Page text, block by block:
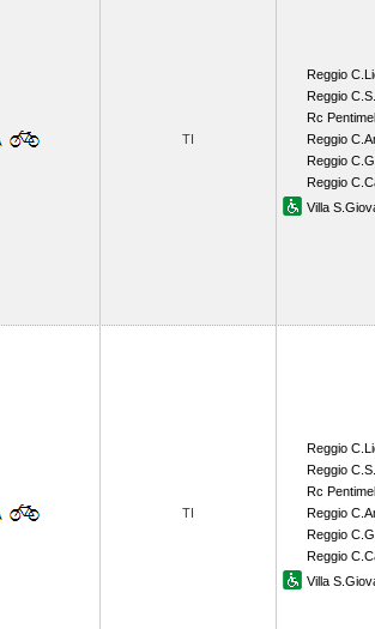
TI
Reggio
Reggio
Rc
Reggio
Reggio
Reggio
Villa
TI
Reggio
Reggio
Rc
Reggio
Reggio
Reggio
Villa